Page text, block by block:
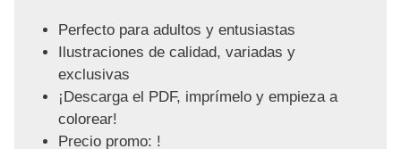
Perfecto para adultos y entusiastas
Ilustraciones de calidad, variadas y
exclusivas
¡Descarga el PDF, imprímelo y empieza a
colorear!
Precio promo: !